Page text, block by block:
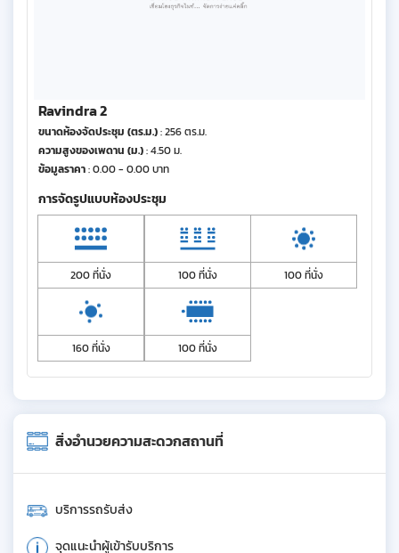
Ravindra 2
ขนาดห้องจัดประชุม (ตร.ม.): 256 ตร.ม.
ความสูงของเพดาน (ม.): 4.50 ม.
ข้อมูลราคา: 0.00 - 0.00 บาท
การจัดรูปแบบห้องประชุม
200 ที่นั่ง 100 ที่นั่ง 100 ที่นั่ง
160 ที่นั่ง 100 ที่นั่ง
สิ่งอำนวยความสะดวกสถานที่
บริการรถรับส่ง
จุดแนะนำผู้เข้ารับบริการ